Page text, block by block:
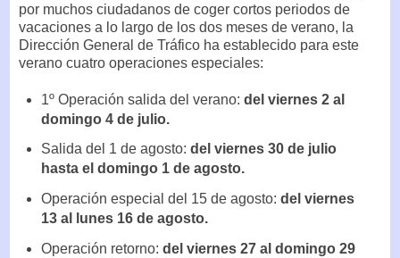
por muchos ciudadanos de coger cortos periodos de
vacaciones a lo largo de los dos meses de verano, la
Dirección General de Tráfico ha establecido para este
verano cuatro operaciones especiales:
1º Operación salida del verano: del viernes 2 al
domingo 4 de julio.
Salida del 1 de agosto: del viernes 30 de julio
hasta el domingo 1 de agosto.
Operación especial del 15 de agosto: del viernes
13 al lunes 16 de agosto.
Operación retorno: del viernes 27 al domingo 29